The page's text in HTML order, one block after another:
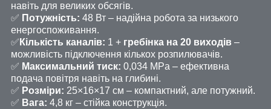
навіть для великих обсягів.
✅ Потужність: 48 Вт – надійна робота за низького
енергоспоживання.
✅ Кількість каналів: 1 + гребінка на 20 виходів –
можливість підключення кількох розпилювачів.
✅ Максимальний тиск: 0,034 MPa – ефективна
подача повітря навіть на глибині.
✅ Розміри: 25×16×17 см – компактний, але потужний.
✅ Вага: 4,8 кг – стійка конструкція.